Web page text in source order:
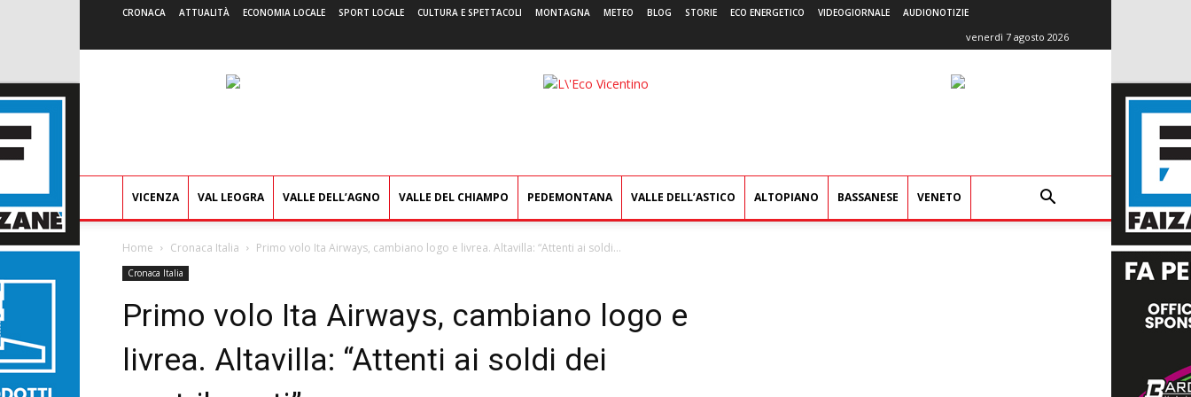
CRONACA ATTUALITÀ ECONOMIA LOCALE SPORT LOCALE CULTURA E SPETTACOLI MONTAGNA METEO BLOG STORIE ECO ENERGETICO VIDEOGIORNALE AUDIONOTIZIE
venerdì 7 agosto 2026
L'Eco
VICENZA VAL LEOGRA VALLE DELL’AGNO VALLE DEL CHIAMPO PEDEMONTANA VALLE DELL’ASTICO ALTOPIANO BASSANESE VENETO
Home Cronaca Italia Primo volo Ita Airways, cambiano logo e livrea. Altavilla: “Attenti ai soldi...
Cronaca Italia
Primo volo Ita Airways, cambiano logo e
livrea. Altavilla: “Attenti ai soldi dei